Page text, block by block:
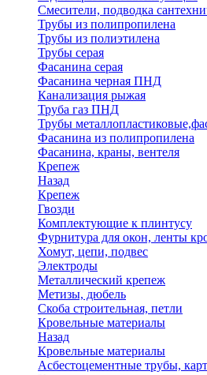
Смесители, подводка
Трубы из полипропилена
Трубы из полиэтилена
Трубы серая
Фасанина серая
Фасанина черная ПНД
Канализация рыжая
Труба газ ПНД
Трубы
Фасанина из полипропилена
Фасанина, краны, вентеля
Крепеж
Назад
Крепеж
Гвозди
Комплектующие к плинтусу
Фурнитура для окон, ленты
Хомут, цепи, подвес
Электроды
Металлический крепеж
Метизы, дюбель
Скоба строительная, петли
Кровельные материалы
Назад
Кровельные материалы
Асбестоцементные трубы,